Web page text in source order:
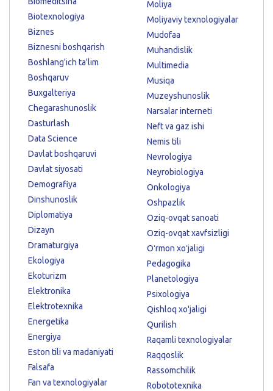
Biotexnologiya
Biznes
Biznesni boshqarish
Boshlang'ich ta'lim
Boshqaruv
Buxgalteriya
Chegarashunoslik
Dasturlash
Data Science
Davlat boshqaruvi
Davlat siyosati
Demografiya
Dinshunoslik
Diplomatiya
Dizayn
Dramaturgiya
Ekologiya
Ekoturizm
Elektronika
Elektrotexnika
Energetika
Energiya
Eston tili va madaniyati
Falsafa
Fan va texnologiyalar
Moliya
Moliyaviy texnologiyalar
Mudofaa
Muhandislik
Multimedia
Musiqa
Muzeyshunoslik
Narsalar interneti
Neft va gaz ishi
Nemis tili
Nevrologiya
Neyrobiologiya
Onkologiya
Oshpazlik
Oziq-ovqat sanoati
Oziq-ovqat xavfsizligi
Oʻrmon xoʻjaligi
Pedagogika
Planetologiya
Psixologiya
Qishloq xo'jaligi
Qurilish
Raqamli texnologiyalar
Raqqoslik
Rassomchilik
Robototexnika